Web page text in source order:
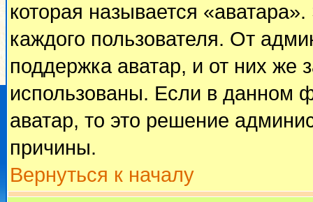
которая называется
каждого пользователя. От
поддержка аватар, и от них же
использованы. Если в данном
аватар, то это решение
причины.
Вернуться к началу